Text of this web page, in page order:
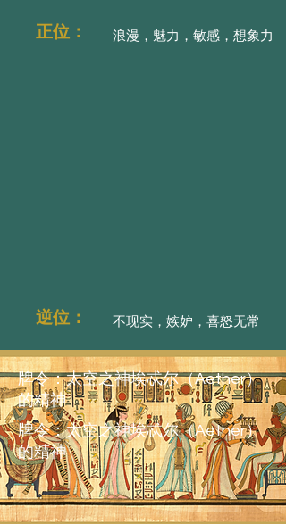
正位： 浪漫，魅力，敏感，想象力
逆位： 不现实，嫉妒，喜怒无常
牌令：太空之神埃忒尔（Aether）
的精神
牌令：太空之神埃忒尔（Aether）
的精神